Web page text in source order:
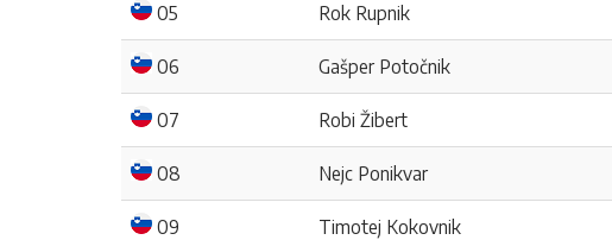
05 Rok Rupnik
06 Gašper Potočnik
07 Robi Žibert
08 Nejc Ponikvar
09 Timotej Kokovnik